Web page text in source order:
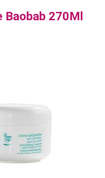
270Ml